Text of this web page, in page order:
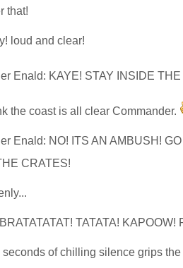
that!
loud and clear!
Enald: KAYE! STAY INSIDE
the coast is all clear Commander.
Enald: NO! ITS AN AMBUSH!
CRATES!
TATATA! KAPOOW!
seconds of chilling silence grips